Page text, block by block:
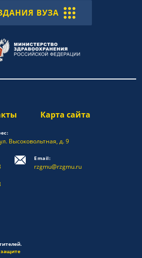
ВУЗА
Карта сайта
Высоковольтная, д. 9
Email:
rzgmu@rzgmu.ru
защите